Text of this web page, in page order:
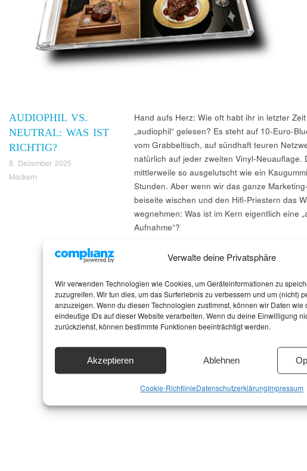
Verwalte deine Privatsphäre
Wir verwenden Technologien wie Cookies, um Geräteinformationen zu
zuzugreifen. Wir tun dies, um das Surferlebnis zu verbessern und um (nicht)
anzuzeigen. Wenn du diesen Technologien zustimmst, können wir Daten wie
eindeutige IDs auf dieser Website verarbeiten. Wenn du deine Einwilligung
zurückziehst, können bestimmte Funktionen beeinträchtigt werden.
Akzeptieren Ablehnen
Cookie-RichtlinieDatenschutzerklärungImpressum
AUDIOPHIL VS.
NEUTRAL: WAS IST
RICHTIG?
8. Dezember 2025
Mackern
Hand aufs Herz: Wie oft habt ihr in letzter
„audiophil“ gelesen? Es steht auf 10-Euro-
vom Grabbeltisch, auf sündhaft teuren
natürlich auf jeder zweiten Vinyl-Neuauflage.
mittlerweile so ausgelutscht wie ein
Stunden. Aber wenn wir das ganze
beiseite wischen und den Hifi-Priestern das
wegnehmen: Was ist im Kern eigentlich eine
Aufnahme“?